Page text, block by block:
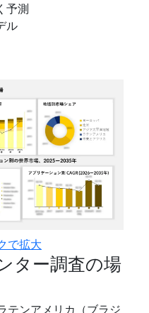
予測
ル
で拡大
ター調査の場
テンアメリカ（ブラジ